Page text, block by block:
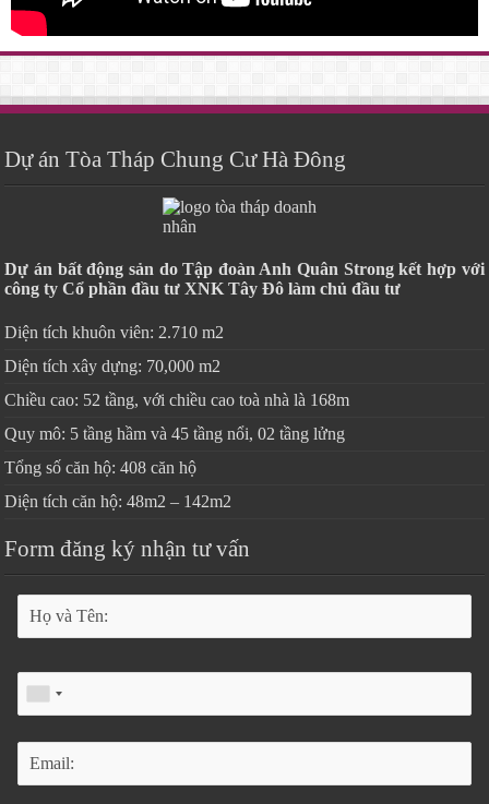
Dự án Tòa Tháp Chung Cư Hà Đông
Dự án bất động sản do Tập đoàn Anh Quân Strong kết hợp với
công ty Cổ phần đầu tư XNK Tây Đô làm chủ đầu tư
Diện tích khuôn viên: 2.710 m2
Diện tích xây dựng: 70,000 m2
Chiều cao: 52 tầng, với chiều cao toà nhà là 168m
Quy mô: 5 tầng hầm và 45 tầng nổi, 02 tầng lửng
Tổng số căn hộ: 408 căn hộ
Diện tích căn hộ: 48m2 – 142m2
Form đăng ký nhận tư vấn